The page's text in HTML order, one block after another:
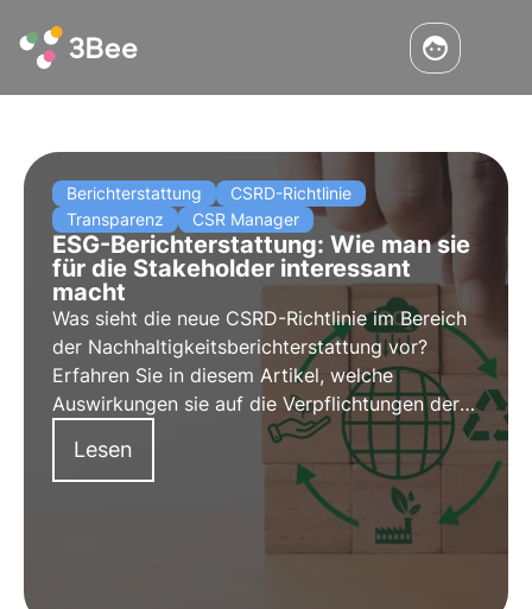
Berichterstattung
CSRD-Richtlinie
Transparenz
CSR Manager
ESG-Berichterstattung: Wie man sie
für die Stakeholder interessant
macht
Was sieht die neue CSRD-Richtlinie im Bereich
der Nachhaltigkeitsberichterstattung vor?
Erfahren Sie in diesem Artikel, welche
Auswirkungen sie auf die Verpflichtungen der
Unternehmen hat. Erfahren Sie mehr mit den
Pillen aus der Oase, der digitalen Akademie
von 3Bee für Nachhaltigkeitsexperten.
Lesen